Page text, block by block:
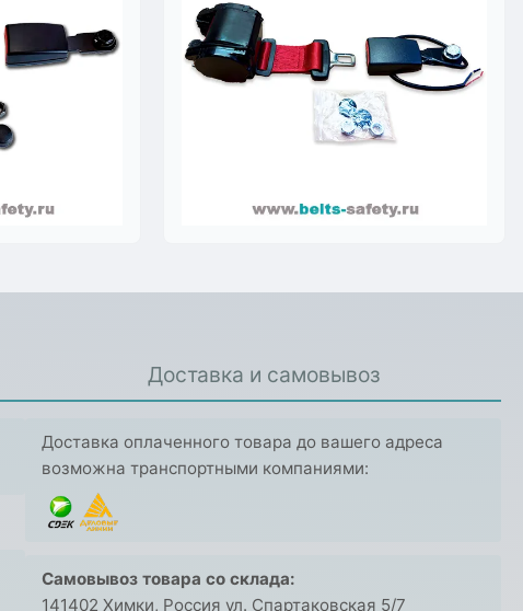
Доставка и самовывоз
Доставка оплаченного товара до вашего адреса
возможна транспортными компаниями:
Самовывоз товара со склада:
141402 Химки, Россия ул. Спартаковская 5/7